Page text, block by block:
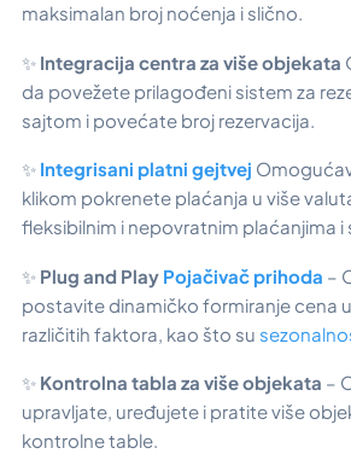
maksimalan broj noćenja i slično.
✨ Integracija centra za više objekata
da povežete prilagođeni sistem za
sajtom i povećate broj rezervacija.
✨ Integrisani platni gejtvej
klikom pokrenete plaćanja u više
fleksibilnim i nepovratnim plaćanjima i
✨ Plug and Play Pojačivač prihoda –
postavite dinamičko formiranje cena
različitih faktora, kao što su
✨ Kontrolna tabla za više objekata –
upravljate, uređujete i pratite više
kontrolne table.